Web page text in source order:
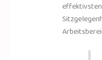
effektivsten